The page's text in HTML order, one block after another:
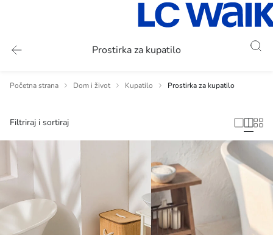
Prostirka za kupatilo
Početna strana Dom i život Kupatilo Prostirka za kupatilo
Filtriraj i sortiraj